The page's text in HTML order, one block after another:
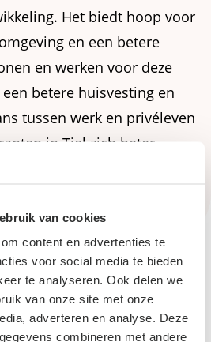
van cookies
content en advertenties te
voor social media te bieden
te analyseren. Ook delen we
van onze site met onze
adverteren en analyse. Deze
combineren met andere
Het biedt hoop voor
en een betere
en werken voor deze
betere huisvesting en
tussen werk en privéleven
in Tiel zich beter
gemeenschap en